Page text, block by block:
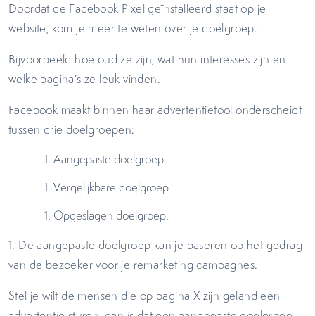
Doordat de Facebook Pixel geïnstalleerd staat op je
website, kom je meer te weten over je doelgroep.
Bijvoorbeeld hoe oud ze zijn, wat hun interesses zijn en
welke pagina’s ze leuk vinden.
Facebook maakt binnen haar advertentietool onderscheidt
tussen drie doelgroepen:
Aangepaste doelgroep
Vergelijkbare doelgroep
Opgeslagen doelgroep.
1. De aangepaste doelgroep kan je baseren op het gedrag
van de bezoeker voor je remarketing campagnes.
Stel je wilt de mensen die op pagina X zijn geland een